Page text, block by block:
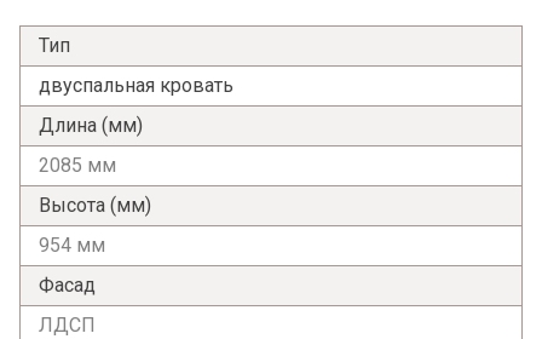
Тип
двуспальная кровать
Длина (мм)
2085 мм
Высота (мм)
954 мм
Фасад
ЛДСП